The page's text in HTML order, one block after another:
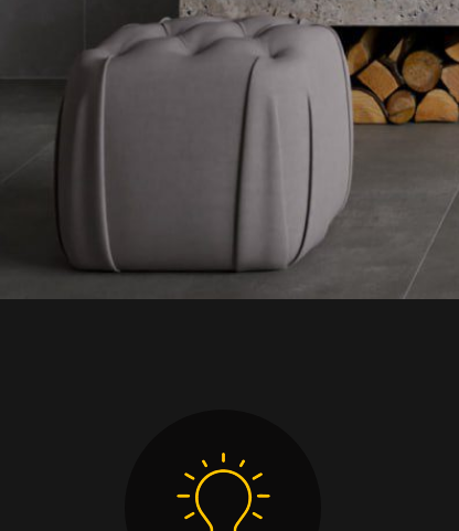
Черный керамогранит
Керамогранит для ванной
Керамическая плитка
Плитка керамическая глянцевая